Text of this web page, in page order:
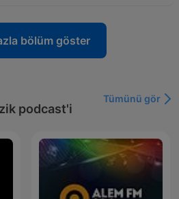
bölüm göster
podcast'i
Tümünü gör